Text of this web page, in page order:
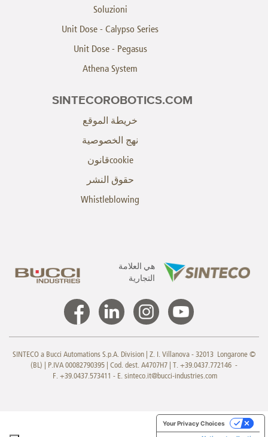
Soluzioni
Unit Dose - Calypso Series
Unit Dose - Pegasus
Athena System
SINTECOROBOTICS.COM
خريطة الموقع
نهج الخصوصية
cookieقانون
حقوق النشر
Whistleblowing
هي العلامة
التجارية
© SINTECO a Bucci Automations S.p.A. Division | Z. I. Villanova - 32013 Longarone
(BL) | P.IVA 00082790395 | Cod. dest. A4707H7 | T. +39.0437.772146 -
F. +39.0437.573411 - E. sinteco.it@bucci-industries.com
Your Privacy Choices